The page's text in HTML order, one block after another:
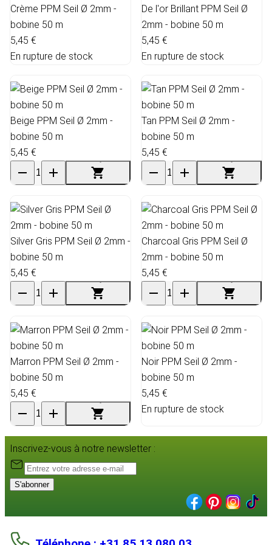
Crème PPM Seil Ø 2mm -
bobine 50 m
5,45 €
En rupture de stock
De l'or Brillant PPM Seil Ø
2mm - bobine 50 m
5,45 €
En rupture de stock
Beige PPM Seil Ø 2mm -
bobine 50 m
5,45 €
Tan PPM Seil Ø 2mm -
bobine 50 m
5,45 €
Silver Gris PPM Seil Ø 2mm -
bobine 50 m
5,45 €
Charcoal Gris PPM Seil Ø
2mm - bobine 50 m
5,45 €
Marron PPM Seil Ø 2mm -
bobine 50 m
5,45 €
Noir PPM Seil Ø 2mm -
bobine 50 m
5,45 €
En rupture de stock
Inscrivez-vous à notre newsletter :
S'abonner